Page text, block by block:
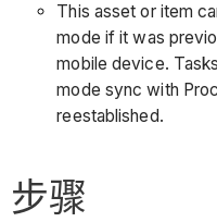
This asset or item
mode if it was
mobile device.
mode sync with
reestablished.
步骤